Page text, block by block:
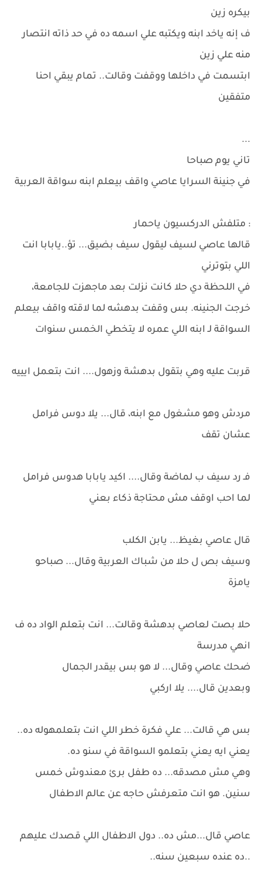
بيكره زين
ف إنه ياخد ابنه ويكتبه علي اسمه ده في حد ذاته انتصار
منه علي زين
ابتسمت في داخلها ووقفت وقالت.. تمام يبقي احنا
متفقين
...
تاني يوم صباحا
في جنينة السرايا عاصي واقف بيعلم ابنه سواقة العربية
: متلفش الدركسيون ياحمار
قالها عاصي لسيف ليقول سيف بضيق... تؤ..يابابا انت
اللي بتوترني
في اللحظة دي حلا كانت نزلت بعد ماجهزت للجامعة،
خرجت الجنينه. بس وقفت بدهشه لما لاقته واقف بيعلم
السواقة لـ ابنه اللي عمره لا يتخطي الخمس سنوات
قربت عليه وهي بتقول بدهشة وزهول.... انت بتعمل ايييه
مردش وهو مشغول مع ابنه، قال... يلا دوس فرامل
عشان تقف
فـ رد سيف ب لماضة وقال.... اكيد يابابا هدوس فرامل
لما احب اوقف مش محتاجة ذكاء بعني
قال عاصي بغيظ... يابن الكلب
وسيف بص ل حلا من شباك العربية وقال... صباحو
يامزة
حلا بصت لعاصي بدهشة وقالت... انت بتعلم الواد ده ف
انهي مدرسة
ضحك عاصي وقال... لا هو بس بيقدر الجمال
وبعدين قال.... يلا اركبي
بس هي قالت... علي فكرة خطر اللي انت بتعلمهوله ده..
يعني ايه يعني بتعلمو السواقة في سنو ده.
وهي مش مصدقه... ده طفل برئ معندوش خمس
سنين. هو انت متعرفش حاجه عن عالم الاطفال
عاصي قال...مش ده.. دول الاطفال اللي قصدك عليهم
..ده عنده سبعين سنه..